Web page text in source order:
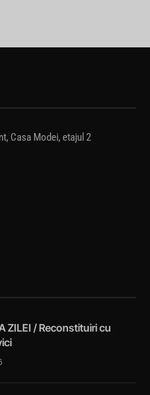
Casa Modei, etajul 2
ZILEI / Reconstituiri cu